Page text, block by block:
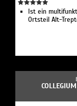
Ist ein
Ortsteil Alt-